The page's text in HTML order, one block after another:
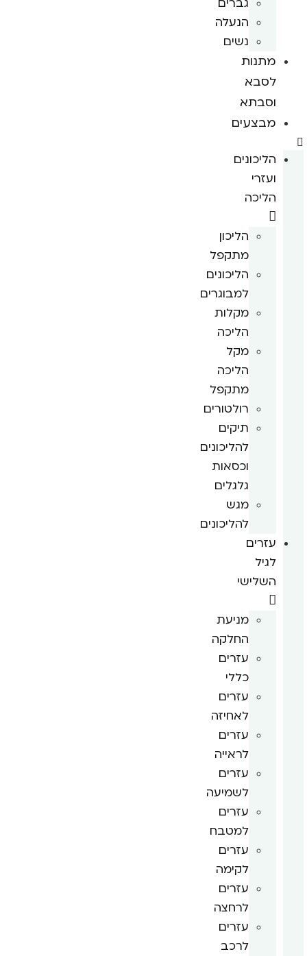
הנעלה
נשים
מתנות
לסבא
וסבתא
מבצעים
הליכונים
ועזרי
הליכה
הליכון
מתקפל
הליכונים
למבוגרים
מקלות
הליכה
מקל
הליכה
מתקפל
רולטורים
תיקים
להליכונים
וכסאות
גלגלים
מגש
להליכונים
עזרים
לגיל
השלישי
מניעת
החלקה
עזרים
כללי
עזרים
לאחיזה
עזרים
לראייה
עזרים
לשמיעה
עזרים
למטבח
עזרים
לקימה
עזרים
לרחצה
עזרים
לרכב